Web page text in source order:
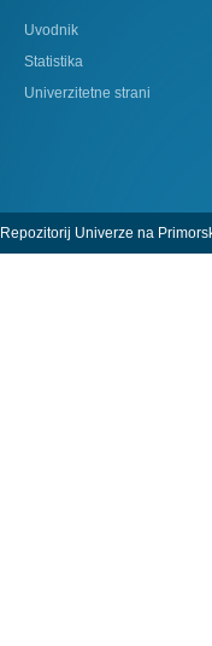
Uvodnik
Statistika
Univerzitetne strani
Repozitorij Univerze na